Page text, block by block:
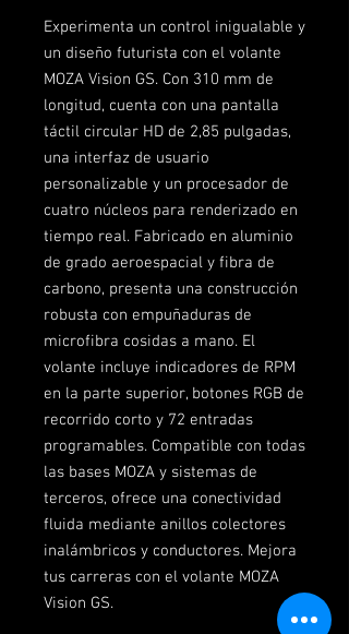
Experimenta un control inigualable y
un diseño futurista con el volante
MOZA Vision GS. Con 310 mm de
longitud, cuenta con una pantalla
táctil circular HD de 2,85 pulgadas,
una interfaz de usuario
personalizable y un procesador de
cuatro núcleos para renderizado en
tiempo real. Fabricado en aluminio
de grado aeroespacial y fibra de
carbono, presenta una construcción
robusta con empuñaduras de
microfibra cosidas a mano. El
volante incluye indicadores de RPM
en la parte superior, botones RGB de
recorrido corto y 72 entradas
programables. Compatible con todas
las bases MOZA y sistemas de
terceros, ofrece una conectividad
fluida mediante anillos colectores
inalámbricos y conductores. Mejora
tus carreras con el volante MOZA
Vision GS.